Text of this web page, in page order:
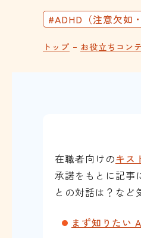
#ADHD（注意欠如
トップ お役立ちコン
在職者向けのキス
承諾をもとに記事
との対話は？など
まず知りたい